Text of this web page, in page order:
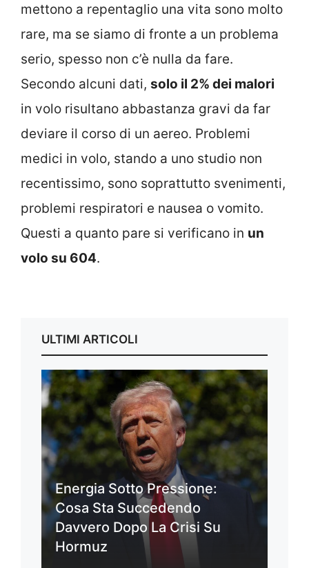
mettono a repentaglio una vita sono molto
rare, ma se siamo di fronte a un problema
serio, spesso non c’è nulla da fare.
Secondo alcuni dati, solo il 2% dei malori
in volo risultano abbastanza gravi da far
deviare il corso di un aereo. Problemi
medici in volo, stando a uno studio non
recentissimo, sono soprattutto svenimenti,
problemi respiratori e nausea o vomito.
Questi a quanto pare si verificano in un
volo su 604.
ULTIMI ARTICOLI
Energia Sotto Pressione:
Cosa Sta Succedendo
Davvero Dopo La Crisi Su
Hormuz